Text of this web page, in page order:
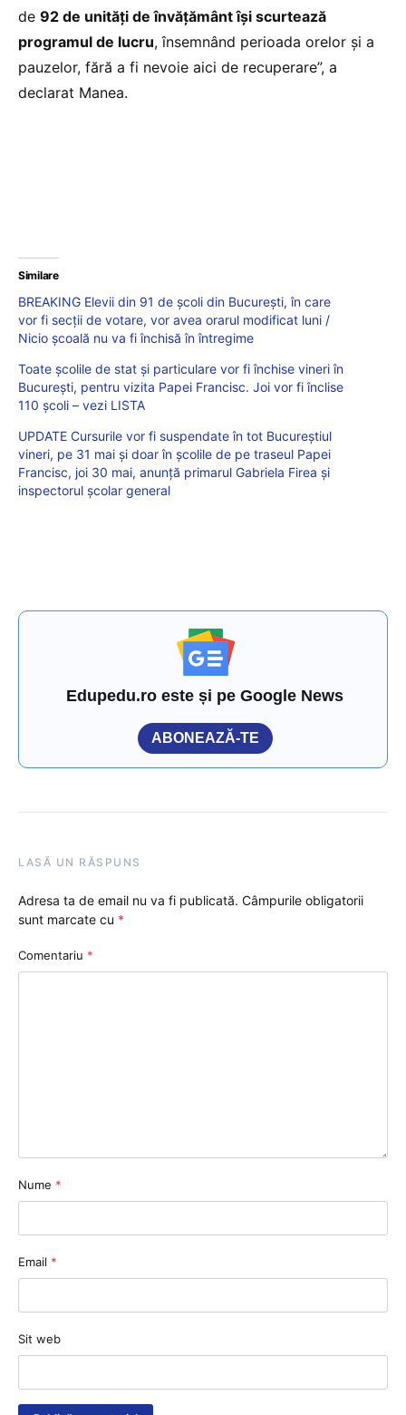
de 92 de unități de învățământ își scurtează
programul de lucru, însemnând perioada orelor și a
pauzelor, fără a fi nevoie aici de recuperare”, a
declarat Manea.
Similare
BREAKING Elevii din 91 de școli din București, în care
vor fi secții de votare, vor avea orarul modificat luni /
Nicio școală nu va fi închisă în întregime
Toate școlile de stat și particulare vor fi închise vineri în
Bucureşti, pentru vizita Papei Francisc. Joi vor fi înclise
110 școli – vezi LISTA
UPDATE Cursurile vor fi suspendate în tot Bucureştiul
vineri, pe 31 mai şi doar în şcolile de pe traseul Papei
Francisc, joi 30 mai, anunţă primarul Gabriela Firea şi
inspectorul şcolar general
Edupedu.ro este și pe Google News
ABONEAZĂ-TE
LASĂ UN RĂSPUNS
Adresa ta de email nu va fi publicată. Câmpurile obligatorii
sunt marcate cu *
Comentariu *
Nume *
Email *
Sit web